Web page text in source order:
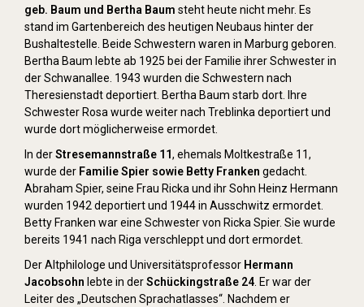
geb. Baum und Bertha Baum steht heute nicht mehr. Es
stand im Gartenbereich des heutigen Neubaus hinter der
Bushaltestelle. Beide Schwestern waren in Marburg geboren.
Bertha Baum lebte ab 1925 bei der Familie ihrer Schwester in
der Schwanallee. 1943 wurden die Schwestern nach
Theresienstadt deportiert. Bertha Baum starb dort. Ihre
Schwester Rosa wurde weiter nach Treblinka deportiert und
wurde dort möglicherweise ermordet.
In derStresemannstraße 11, ehemals Moltkestraße 11,
wurde der Familie Spier sowie Betty Franken gedacht.
Abraham Spier, seine Frau Ricka und ihr Sohn Heinz Hermann
wurden 1942 deportiert und 1944 in Ausschwitz ermordet.
Betty Franken war eine Schwester von Ricka Spier. Sie wurde
bereits 1941 nach Riga verschleppt und dort ermordet.
Der Altphilologe und Universitätsprofessor Hermann
Jacobsohn lebte in derSchückingstraße 24 . Er war der
Leiter des „Deutschen Sprachatlasses“. Nachdem er